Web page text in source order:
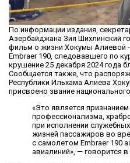
По информации издания,
Азербайджана Зия Шихлинский
фильм о жизни Хокумы Алиевой
Embraer 190, следовавшего по
крушение 25 декабря 2024 года
Сообщается также, что
Республики Ильхама Алиева
присвоено звание
«Это является
профессионализма,
при исполнении
жизней пассажиров во
с самолетом Embraer 190
авиалиний», — говорится в